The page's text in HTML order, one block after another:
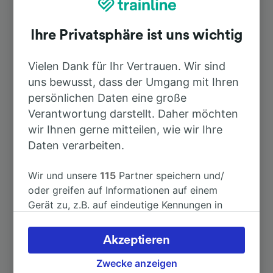
Dauer
Nach Frankfurt (Main) Hbf 1h 7min
Nach Frankfurt (Main) Süd 1h 0min
Nach Basel SBB
Nach Dresden Hbf 3h 59min
Nach Flughafen Frankfurt am Main
Fernbahnhof
Nach Frankfurt (M) Flughafen
Ihre Privatsphäre ist uns wichtig
Vielen Dank für Ihr Vertrauen. Wir sind
uns bewusst, dass der Umgang mit Ihren
persönlichen Daten eine große
Verantwortung darstellt. Daher möchten
wir Ihnen gerne mitteilen, wie wir Ihre
Daten verarbeiten.
Wir und unsere115 Partner speichern und/
oder greifen auf Informationen auf einem
Gerät zu, z.B. auf eindeutige Kennungen in
verarbeiten. Sie können Ihre Präferenzen
akzeptieren oder verwalten, einschließlich
Ihres Widerspruchsrechts bei berechtigtem
Zwecke anzeigen
Akzeptieren